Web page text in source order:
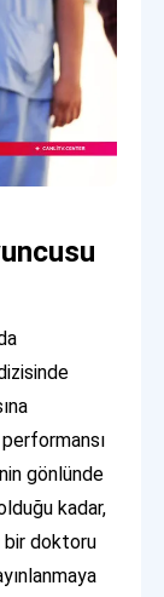
gönlünde
kadar,
bir doktoru